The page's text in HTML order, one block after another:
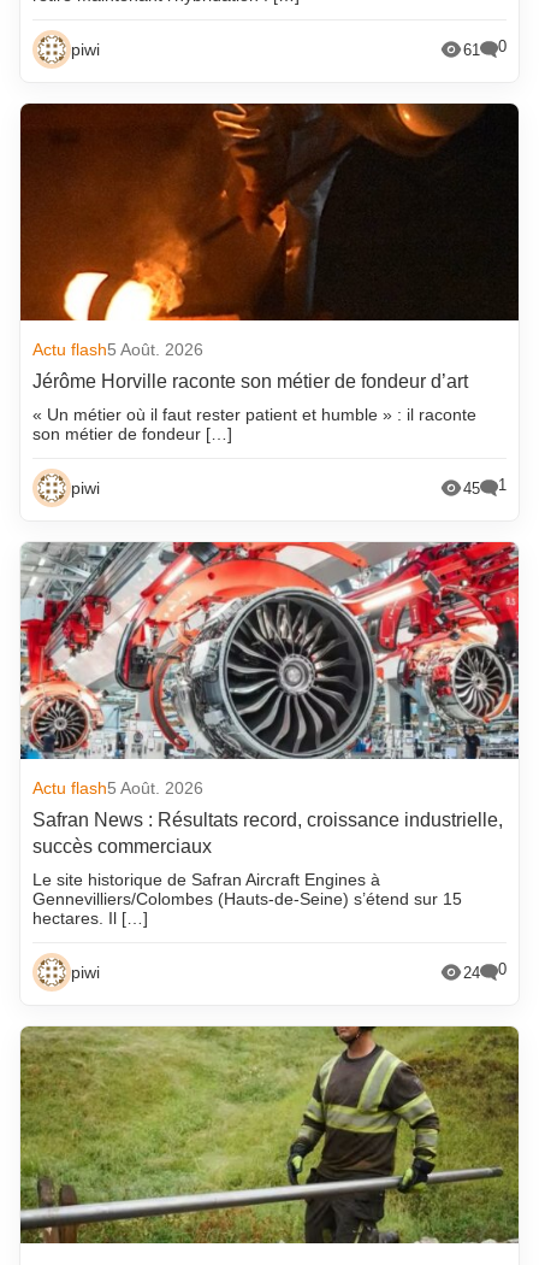
piwi 61 0
Actu flash5 Août. 2026
Jérôme Horville raconte son métier de fondeur d’art
« Un métier où il faut rester patient et humble » : il raconte
son métier de fondeur […]
piwi 45 1
Actu flash5 Août. 2026
Safran News : Résultats record, croissance industrielle,
succès commerciaux
Le site historique de Safran Aircraft Engines à
Gennevilliers/Colombes (Hauts-de-Seine) s’étend sur 15
hectares. Il […]
piwi 24 0